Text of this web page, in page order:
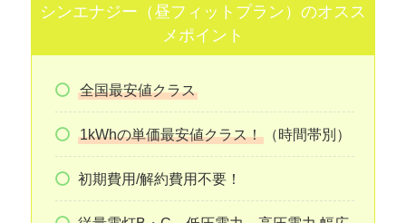
シンエナジー（昼フィットプラン）のオスス
メポイント
全国最安値クラス
1kWhの単価最安値クラス！（時間帯別）
初期費用/解約費用不要！